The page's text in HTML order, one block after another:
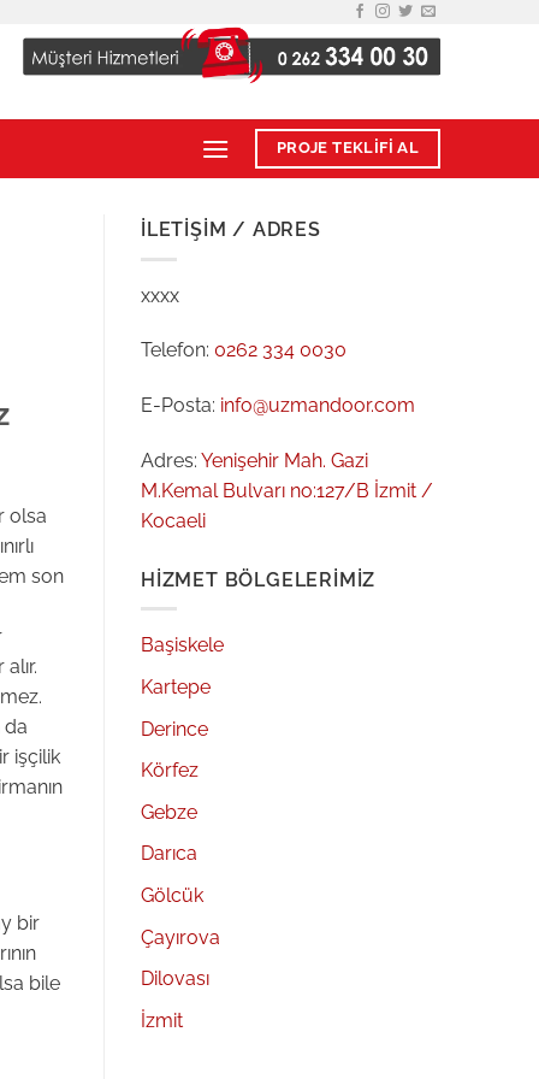
PROJE TEKLİFİ AL
olsa
son
da
işçilik
bir
bile
İLETIŞIM / ADRES
xxxx
Telefon: 0262 334 0030
E-Posta: info@uzmandoor.com
Adres: Yenişehir Mah. Gazi
M.Kemal Bulvarı no:127/B İzmit /
Kocaeli
HIZMET BÖLGELERIMIZ
Başiskele
Kartepe
Derince
Körfez
Gebze
Darıca
Gölcük
Çayırova
Dilovası
İzmit